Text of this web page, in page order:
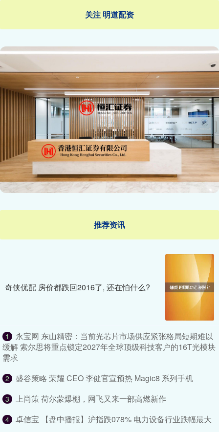
关注 明道配资
推荐资讯
奇侠优配 房价都跌回2016了, 还在怕什么?
1
永宝网 东山精密：当前光芯片市场供应紧张格局短期难以
缓解 索尔思将重点锁定2027年全球顶级科技客户的16T光模块
需求
2 盛谷策略 荣耀 CEO 李健官宣预热 Magic8 系列手机
3 上尚策 荷尔蒙爆棚，网飞又来一部高燃新作
4 卓信宝 【盘中播报】沪指跌078% 电力设备行业跌幅最大